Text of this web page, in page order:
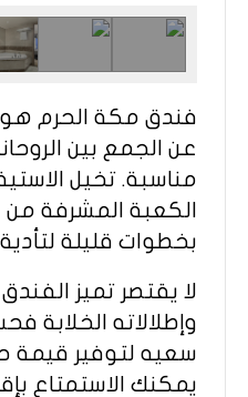
فندق مكة الحرم هو
عن الجمع بين
مناسبة. تخيل
الكعبة المشرفة من
بخطوات قليلة
لا يقتصر تميز
وإطلالاته الخلابة
سعيه لتوفير قيمة
يمكنك الاستمتاع